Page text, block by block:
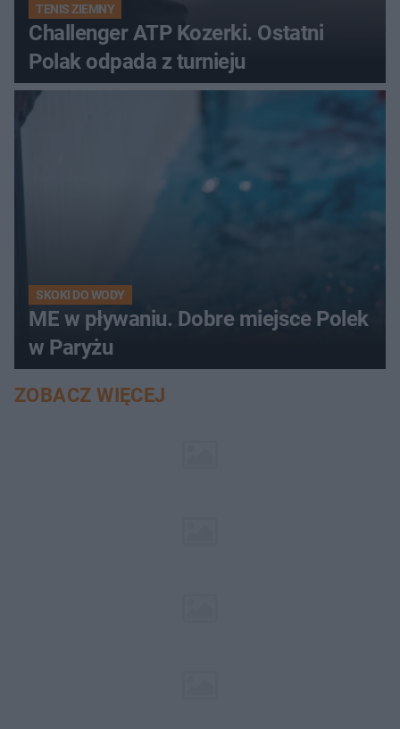
TENIS ZIEMNY
Challenger ATP Kozerki. Ostatni
Polak odpada z turnieju
SKOKI DO WODY
ME w pływaniu. Dobre miejsce Polek
w Paryżu
ZOBACZ WIĘCEJ